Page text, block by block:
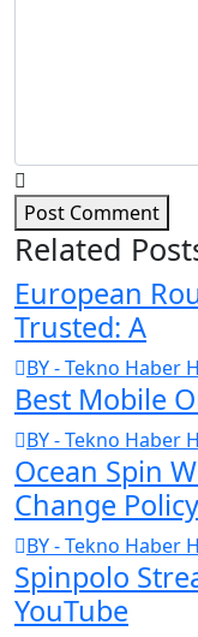
Post Comment
Related
European
Trusted: A
BY - Tekno Haber
Best Mobile
BY - Tekno Haber
Ocean Spin
Change Policy
BY - Tekno Haber
Spinpolo
YouTube